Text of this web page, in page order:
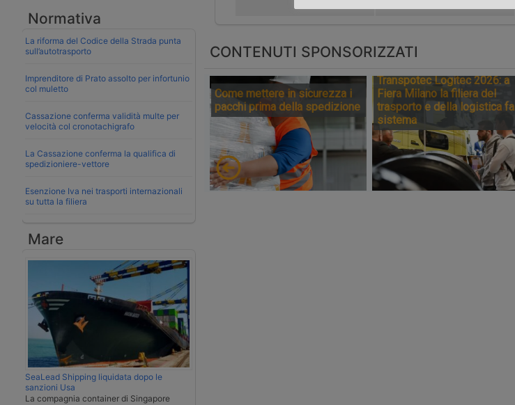
Normativa
La riforma del Codice della Strada punta
sull’autotrasporto
Imprenditore di Prato assolto per infortunio
col muletto
Cassazione conferma validità multe per
velocità col cronotachigrafo
La Cassazione conferma la qualifica di
spedizioniere-vettore
Esenzione Iva nei trasporti internazionali
su tutta la filiera
Mare
SeaLead Shipping liquidata dopo le
sanzioni Usa
La compagnia container di Singapore
CONTENUTI SPONSORIZZATI
Come mettere in sicurezza i
pacchi prima della spedizione
Transpotec Logitec 2026: a
Fiera Milano la filiera del
trasporto e della logistica fa
sistema